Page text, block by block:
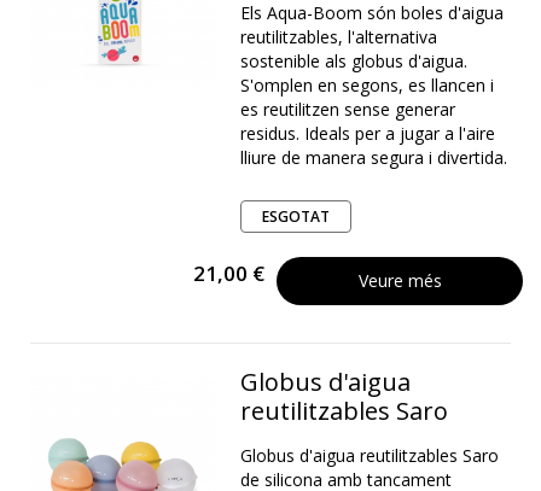
Els Aqua-Boom són boles d'aigua
reutilitzables, l'alternativa
sostenible als globus d'aigua.
S'omplen en segons, es llancen i
es reutilitzen sense generar
residus. Ideals per a jugar a l'aire
lliure de manera segura i divertida.
ESGOTAT
21,00 € Veure més
Globus d'aigua
reutilitzables Saro
Globus d'aigua reutilitzables Saro
de silicona amb tancament